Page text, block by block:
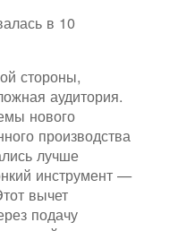
в 10
стороны,
аудитория.
нового
производства
лучше
инструмент —
вычет
подачу